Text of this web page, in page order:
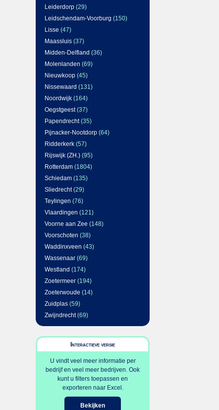
Leiderdorp (29)
Leidschendam-Voorburg (150)
Lisse (47)
Maassluis (37)
Midden-Delfland (36)
Molenlanden (69)
Nieuwkoop (45)
Nissewaard (131)
Noordwijk (164)
Oegstgeest(37)
Papendrecht(35)
Pijnacker-Nootdorp (64)
Ridderkerk (57)
Rijswijk (ZH.) (95)
Rotterdam (1804)
Schiedam (135)
Sliedrecht(29)
Teylingen (76)
Vlaardingen (121)
Voorne aan Zee (148)
Voorschoten (38)
Waddinxveen (43)
Wassenaar (69)
Westland (174)
Zoetermeer (194)
Zoeterwoude (14)
Zuidplas (59)
Zwijndrecht(69)
Interactieve versie
U vindt veel meer informatie per
bedrijf en veel meer bedrijven. Ook
kunt u filters toepassen en
exporteren naar Excel.
Bekijken